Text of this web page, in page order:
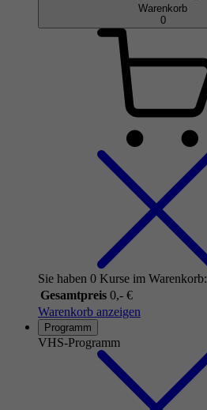
Warenkorb
0
Sie haben 0 Kurse im Warenkorb:
Gesamtpreis 0,- €
Warenkorb anzeigen
Programm
VHS-Programm